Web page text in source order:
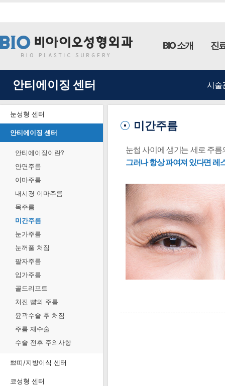
BIO 소개 진
안티에이징 센터 시술
눈성형 센터
안티에이징 센터
안티에이징이란?
안면주름
이마주름
내시경 이마주름
목주름
미간주름
눈가주름
눈꺼풀 처짐
팔자주름
입가주름
골드리프트
처진 뺨의 주름
윤곽수술 후 처짐
주름 재수술
수술 전후 주의사항
쁘띠/지방이식 센터
코성형 센터
미간주름
눈썹 사이에 생기는 세로 주
그러나 항상 파여져 있다면 레